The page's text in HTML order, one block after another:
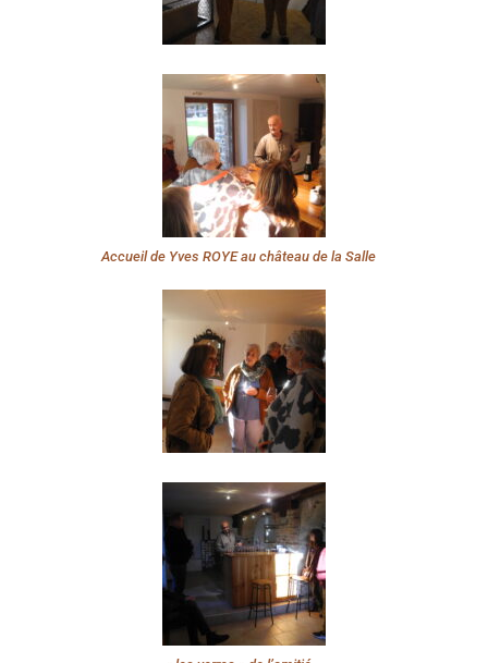
Accueil de Yves ROYE au château de la Salle